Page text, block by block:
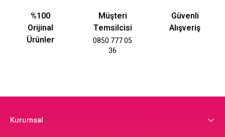
%100
Orijinal
Ürünler
Müşteri
Temsilcisi
0850 777 05
36
Güvenli
Alışveriş
Kurumsal